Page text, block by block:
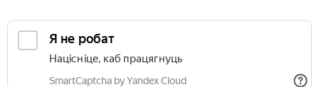
Я не робат
Націсніце, каб працягнуць
SmartCaptcha by Yandex Cloud